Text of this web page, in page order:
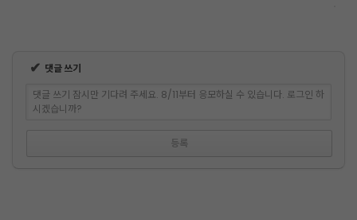
✔ 댓글 쓰기
댓글 쓰기 잠시만 기다려 주세요. 8/11부터 응모하실 수 있습니다. 로그인 하
시겠습니까?